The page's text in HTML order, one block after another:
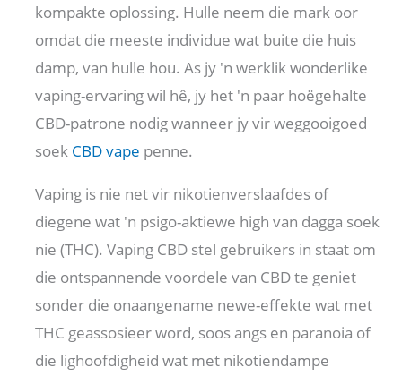
kompakte oplossing. Hulle neem die mark oor
omdat die meeste individue wat buite die huis
damp, van hulle hou. As jy 'n werklik wonderlike
vaping-ervaring wil hê, jy het 'n paar hoëgehalte
CBD-patrone nodig wanneer jy vir weggooigoed
soek CBD vape penne.
Vaping is nie net vir nikotienverslaafdes of
diegene wat 'n psigo-aktiewe high van dagga soek
nie (THC). Vaping CBD stel gebruikers in staat om
die ontspannende voordele van CBD te geniet
sonder die onaangename newe-effekte wat met
THC geassosieer word, soos angs en paranoia of
die lighoofdigheid wat met nikotiendampe